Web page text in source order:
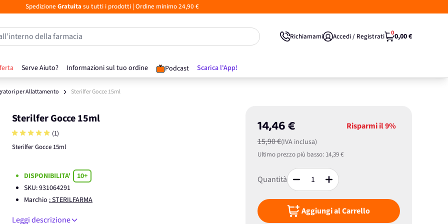
Spedizione Gratuita su tutti i prodotti| Ordine minimo 24,90 €
Serve Aiuto? Informazioni sul tuo ordine Podcast Scarica l'App!
della farmacia Richiamami Accedi / Registrati 00,00 €
per Allattamento Sterilfer Gocce 15ml
Sterilfer Gocce 15ml
(1)
Sterilfer Gocce 15ml
14,46 €
15,90 €(IVA inclusa)
Risparmi il9%
Ultimo prezzo più basso: 14,39 €
Quantità
Aggiungi al Carrello
DISPONIBILITA'
10+
SKU:931064291
Marchio : STERILFARMA
Leggi descrizione